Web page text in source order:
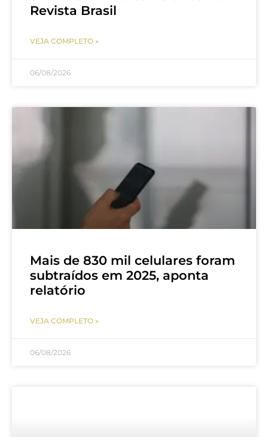
Revista Brasil
VEJA COMPLETO »
06/08/2026
Mais de 830 mil celulares foram
subtraídos em 2025, aponta
relatório
VEJA COMPLETO »
06/08/2026